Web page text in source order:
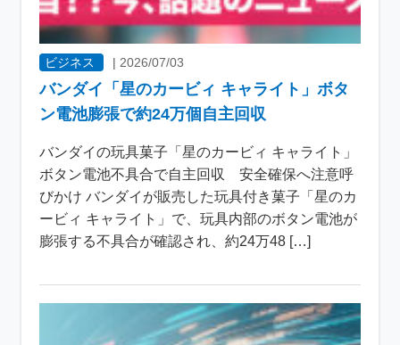
ビジネス | 2026/07/03
バンダイ「星のカービィ キャライト」ボタ
ン電池膨張で約24万個自主回収
バンダイの玩具菓子「星のカービィ キャライト」
ボタン電池不具合で自主回収 安全確保へ注意呼
びかけ バンダイが販売した玩具付き菓子「星のカ
ービィ キャライト」で、玩具内部のボタン電池が
膨張する不具合が確認され、約24万48 […]